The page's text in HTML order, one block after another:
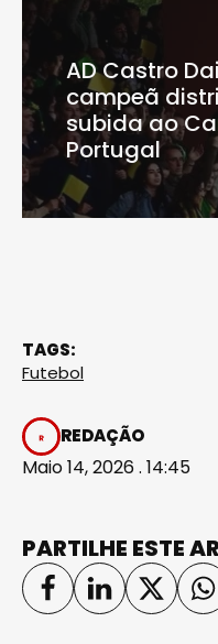
AD Castro
campeã
subida ao
Portugal
TAGS:
Futebol
REDAÇÃO
Maio 14, 2026 . 14:45
PARTILHE ESTE